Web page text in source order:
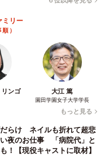
近なスカッと話をお届
で連載漫画を描いてま
ミリー
）
リンゴ 大江 篤
園田学園女子大学学長
もっと見る
らけ ネイルも折れて超悲
夜のお仕事 「病院代」と
！【現役キャストに取材】